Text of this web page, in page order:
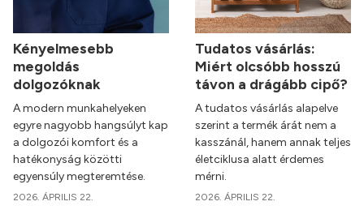
Kényelmesebb
megoldás
dolgozóknak
A modern munkahelyeken
egyre nagyobb hangsúlyt kap
a dolgozói komfort és a
hatékonyság közötti
egyensúly megteremtése.
2026. ÁPRILIS 22.
Tudatos vásárlás:
Miért olcsóbb hosszú
távon a drágább cipő?
A tudatos vásárlás alapelve
szerint a termék árát nem a
kasszánál, hanem annak teljes
életciklusa alatt érdemes
mérni.
2026. ÁPRILIS 22.